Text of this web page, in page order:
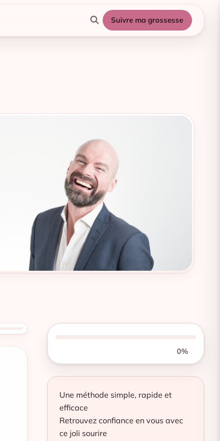
Suivre ma grossesse
0%
Une méthode simple, rapide et
efficace
Retrouvez confiance en vous avec
ce joli sourire